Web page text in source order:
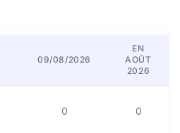
09/08/2026
EN
AOÛT
2026
0 0